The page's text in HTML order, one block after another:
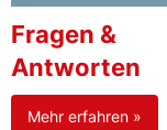
Fragen &
Antworten
Mehr erfahren »